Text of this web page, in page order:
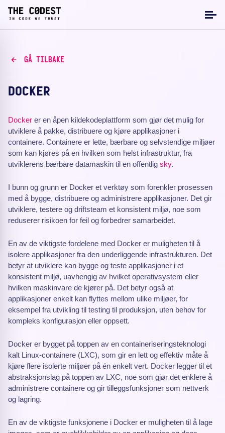
GÅ TILBAKE
DOCKER
Docker er en åpen kildekodeplattform som gjør det mulig for
utviklere å pakke, distribuere og kjøre applikasjoner i
containere. Containere er lette, bærbare og selvstendige miljøer
som kan kjøres på en hvilken som helst infrastruktur, fra
utviklerens bærbare datamaskin til en offentlig sky.
I bunn og grunn er Docker et verktøy som forenkler prosessen
med å bygge, distribuere og administrere applikasjoner. Det gir
utviklere, testere og driftsteam et konsistent miljø, noe som
reduserer risikoen for feil og forbedrer samarbeidet.
En av de viktigste fordelene med Docker er muligheten til å
isolere applikasjoner fra den underliggende infrastrukturen. Det
betyr at utviklere kan bygge og teste applikasjoner i et
konsistent miljø, uavhengig av hvilket operativsystem eller
hvilken maskinvare de kjører på. Det betyr også at
applikasjoner enkelt kan flyttes mellom ulike miljøer, for
eksempel fra utvikling til testing til produksjon, uten behov for
kompleks konfigurasjon eller oppsett.
Docker er bygget på toppen av en containeriseringsteknologi
kalt Linux-containere (LXC), som gir en lett og effektiv måte å
kjøre flere isolerte miljøer på én enkelt vert. Docker legger til et
abstraksjonslag på toppen av LXC, noe som gjør det enklere å
administrere containere og gir tilleggsfunksjoner som nettverk
og lagring.
En av de viktigste funksjonene i Docker er muligheten til å lage